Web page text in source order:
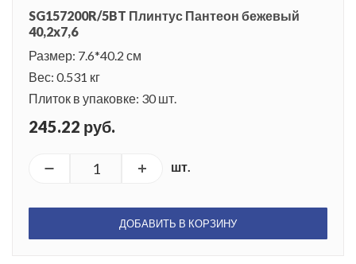
SG157200R/5BT Плинтус Пантеон бежевый
40,2x7,6
Размер: 7.6*40.2 см
Вес: 0.531 кг
Плиток в упаковке: 30 шт.
245.22 руб.
шт.
ДОБАВИТЬ В КОРЗИНУ